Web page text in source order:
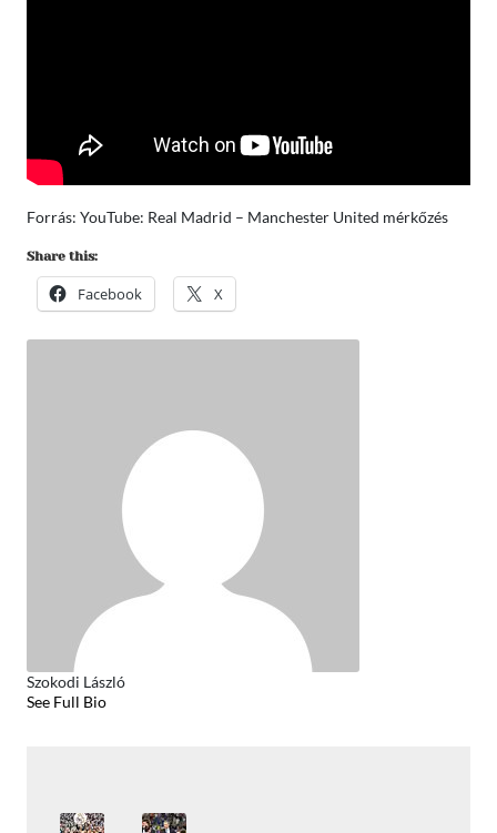
Forrás: YouTube: Real Madrid – Manchester United mérkőzés
Share this:
Facebook X
Szokodi László
See Full Bio